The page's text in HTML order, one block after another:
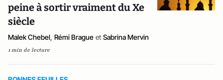
peine à sortir vraiment du Xe
siècle
Malek Chebel, Rémi Brague et Sabrina Mervin
1 min de lecture